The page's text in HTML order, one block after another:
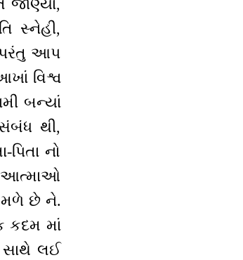
જાણ્યાં,
સ્નેહી,
પરંતુ આપ
વિશ્વ
બન્યાં
થી,
નો
આત્માઓ
મળે છે ને.
કદમ માં
સાથે લઈ